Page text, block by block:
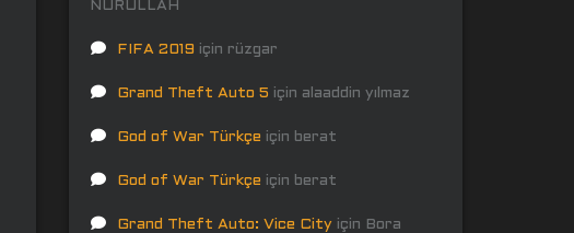
NURULLAH
FIFA 2019 için rüzgar
Grand Theft Auto 5 için alaaddin yılmaz
God of War Türkçe için berat
God of War Türkçe için berat
Grand Theft Auto: Vice City için Bora